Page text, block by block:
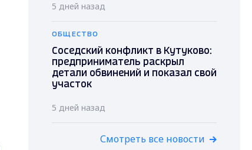
5 дней назад
ОБЩЕСТВО
Соседский конфликт в Кутуково:
предприниматель раскрыл
детали обвинений и показал свой
участок
5 дней назад
Смотреть все новости